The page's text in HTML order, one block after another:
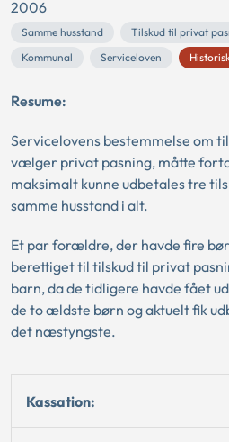
2006
Samme husstand Tilskud til privat
Kommunal
Serviceloven
Resume:
Servicelovens bestemmelse om
vælger privat pasning, måtte
maksimalt kunne udbetales tre
samme husstand i alt.
Et par forældre, der havde fire
berettiget til tilskud til privat
barn, da de tidligere havde fået
de to ældste børn og aktuelt fik
det næstyngste.
Kassation: